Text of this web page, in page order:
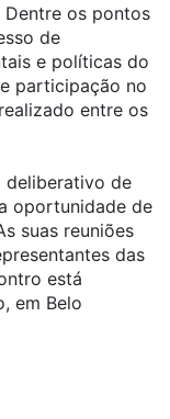
os pontos
de
e políticas do
participação no
entre os
deliberativo de
oportunidade de
suas reuniões
das
está
em Belo